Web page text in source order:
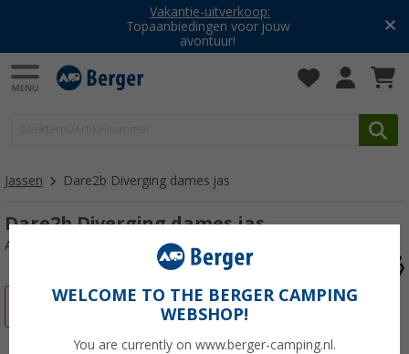
Vakantie-uitverkoop:
Topaanbiedingen voor jouw
avontuur!
Jassen Dare2b Diverging dames jas
Dare2b Diverging dames jas
Artikelnr: 58065844
-57%
WELCOME TO THE BERGER CAMPING
WEBSHOP!
You are currently on www.berger-camping.nl.